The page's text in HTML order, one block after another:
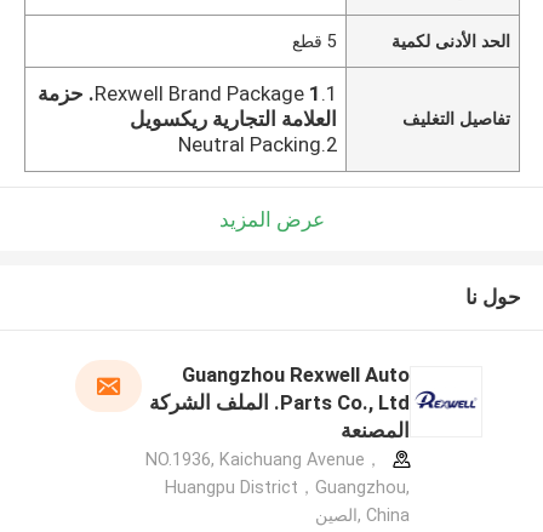
الحد الأدنى لكمية 5 قطع
تفاصيل التغليف
1.Rexwell Brand Package
1. حزمة
العلامة التجارية ريكسويل
2.Neutral Packing
عرض المزيد
حول نا
Guangzhou Rexwell Auto
Parts Co., Ltd. الملف الشركة
المصنعة
NO.1936, Kaichuang Avenue，
Huangpu District，Guangzhou,
China ,الصين